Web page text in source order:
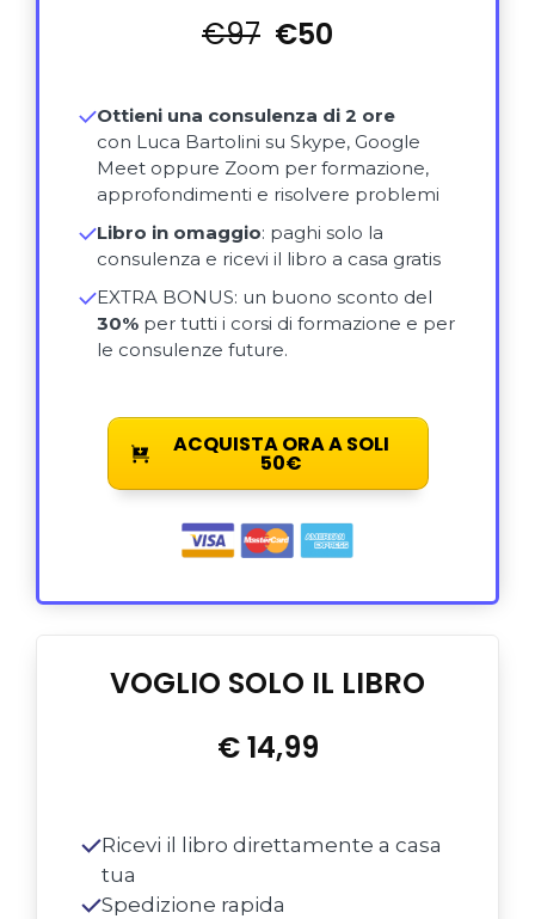
VOGLIO SOLO IL LIBRO
€ 14,99
Ricevi il libro direttamente a casa
tua
Spedizione rapida
€97 €50
Ottieni una consulenza di 2 ore
con Luca Bartolini su Skype, Google
Meet oppure Zoom per formazione,
approfondimenti e risolvere problemi
Libro in omaggio: paghi solo la
consulenza e ricevi il libro a casa gratis
EXTRA BONUS: un buono sconto del
30% per tutti i corsi di formazione e per
le consulenze future.
ACQUISTA ORA A SOLI
50€